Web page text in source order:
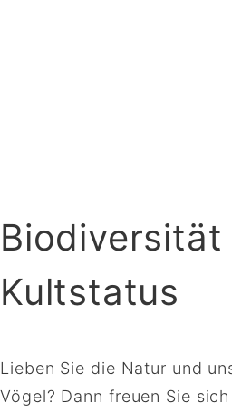
Biodiversität
Kultstatus
Lieben Sie die Natur und
Vögel? Dann freuen Sie